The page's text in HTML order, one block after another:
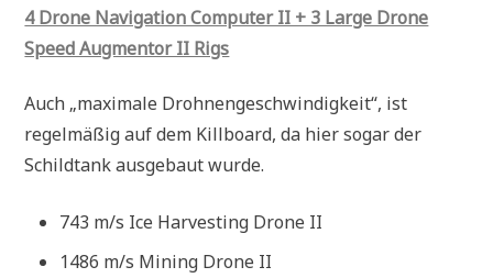
4 Drone Navigation Computer II + 3 Large Drone
Speed Augmentor II Rigs
Auch „maximale Drohnengeschwindigkeit“, ist
regelmäßig auf dem Killboard, da hier sogar der
Schildtank ausgebaut wurde.
743 m/s Ice Harvesting Drone II
1486 m/s Mining Drone II